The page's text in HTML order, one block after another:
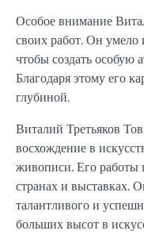
Особое внимание
своих работ. Он умело
чтобы создать особую
Благодаря этому его
глубиной.
Виталий Третьяков
восхождение в
живописи. Его работы
странах и выставках.
талантливого и
больших высот в